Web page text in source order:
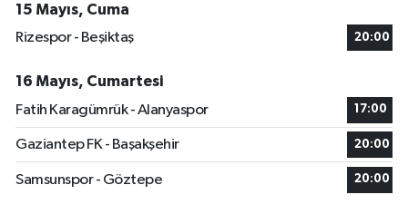
15 Mayıs, Cuma
Rizespor - Beşiktaş
20:00
16 Mayıs, Cumartesi
Fatih Karagümrük - Alanyaspor
17:00
Gaziantep FK - Başakşehir 20:00
Samsunspor - Göztepe 20:00